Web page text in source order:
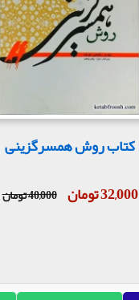
کتاب روش همسرگزینی
32,000 تومان 40,000 تومان